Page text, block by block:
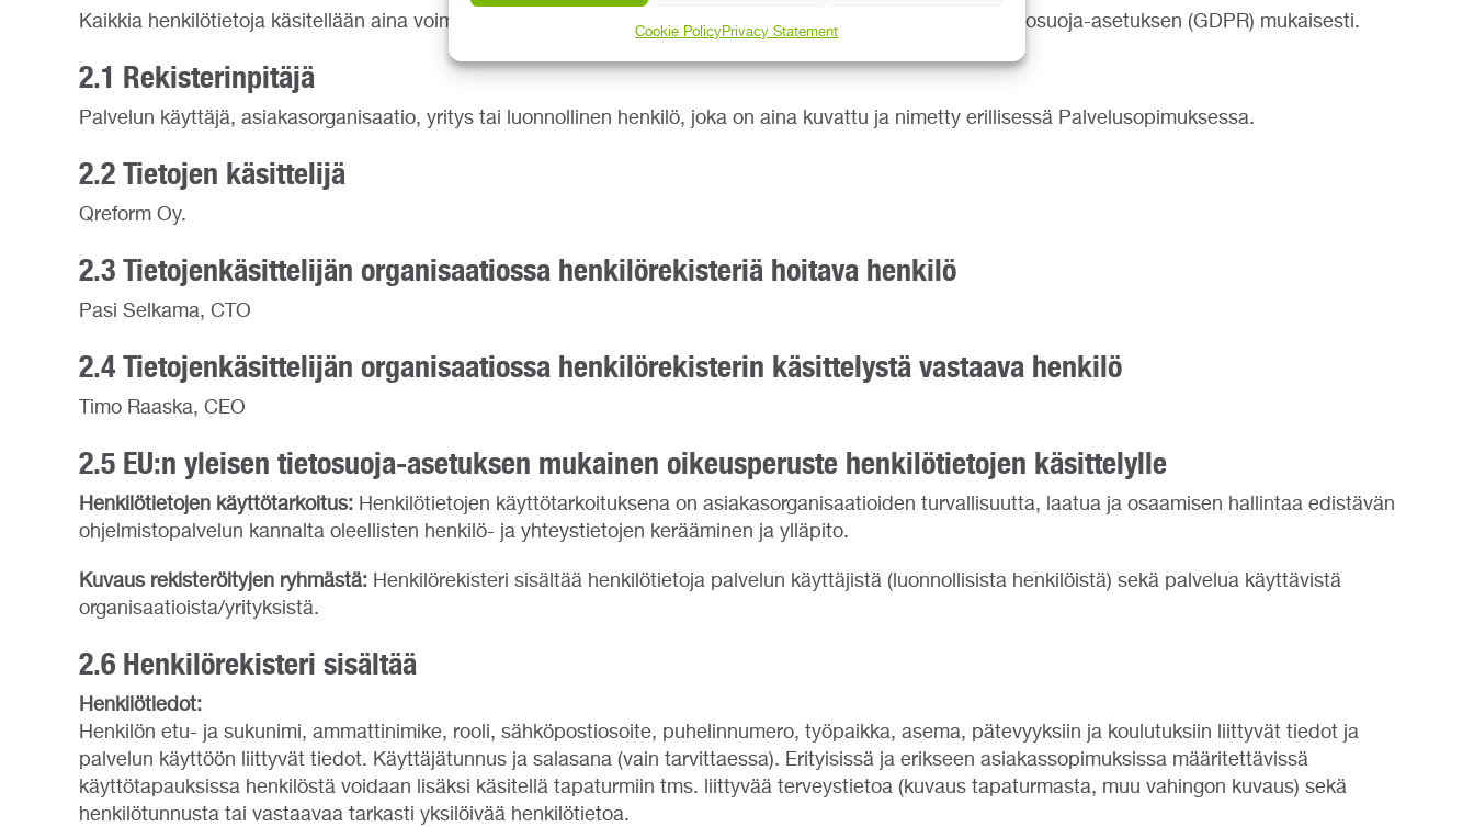
Cookie PolicyPrivacy Statement
Kaikkia henkilötietoja käsitellään aina voimassaolevan Suomen tietosuojalainsäädännön ja EU:n yleisen tietosuoja-asetuksen (GDPR) mukaisesti.
2.1 Rekisterinpitäjä
Palvelun käyttäjä, asiakasorganisaatio, yritys tai luonnollinen henkilö, joka on aina kuvattu ja nimetty erillisessä Palvelusopimuksessa.
2.2 Tietojen käsittelijä
Qreform Oy.
2.3 Tietojenkäsittelijän organisaatiossa henkilörekisteriä hoitava henkilö
Pasi Selkama, CTO
2.4 Tietojenkäsittelijän organisaatiossa henkilörekisterin käsittelystä vastaava henkilö
Timo Raaska, CEO
2.5 EU:n yleisen tietosuoja-asetuksen mukainen oikeusperuste henkilötietojen käsittelylle
Henkilötietojen käyttötarkoitus: Henkilötietojen käyttötarkoituksena on asiakasorganisaatioiden turvallisuutta, laatua ja osaamisen hallintaa edistävän
ohjelmistopalvelun kannalta oleellisten henkilö- ja yhteystietojen kerääminen ja ylläpito.
Kuvaus rekisteröityjen ryhmästä: Henkilörekisteri sisältää henkilötietoja palvelun käyttäjistä (luonnollisista henkilöistä) sekä palvelua käyttävistä
organisaatioista/yrityksistä.
2.6 Henkilörekisteri sisältää
Henkilötiedot:
Henkilön etu- ja sukunimi, ammattinimike, rooli, sähköpostiosoite, puhelinnumero, työpaikka, asema, pätevyyksiin ja koulutuksiin liittyvät tiedot ja
palvelun käyttöön liittyvät tiedot. Käyttäjätunnus ja salasana (vain tarvittaessa). Erityisissä ja erikseen asiakassopimuksissa määritettävissä
käyttötapauksissa henkilöstä voidaan lisäksi käsitellä tapaturmiin tms. liittyvää terveystietoa (kuvaus tapaturmasta, muu vahingon kuvaus) sekä
henkilötunnusta tai vastaavaa tarkasti yksilöivää henkilötietoa.